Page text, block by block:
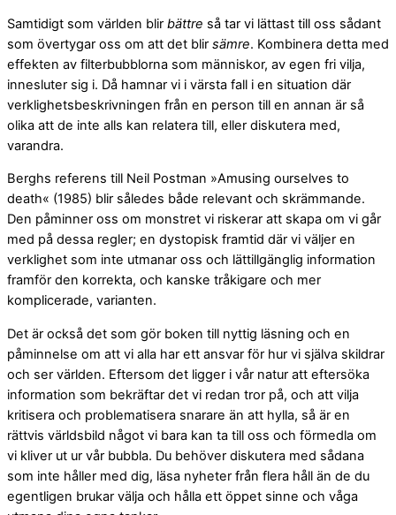
Samtidigt som världen blir bättre så tar vi lättast till oss sådant
som övertygar oss om att det blir sämre. Kombinera detta med
effekten av filterbubblorna som människor, av egen fri vilja,
innesluter sig i. Då hamnar vi i värsta fall i en situation där
verklighetsbeskrivningen från en person till en annan är så
olika att de inte alls kan relatera till, eller diskutera med,
varandra.
Berghs referens till Neil Postman »Amusing ourselves to
death« (1985) blir således både relevant och skrämmande.
Den påminner oss om monstret vi riskerar att skapa om vi går
med på dessa regler; en dystopisk framtid där vi väljer en
verklighet som inte utmanar oss och lättillgänglig information
framför den korrekta, och kanske tråkigare och mer
komplicerade, varianten.
Det är också det som gör boken till nyttig läsning och en
påminnelse om att vi alla har ett ansvar för hur vi själva skildrar
och ser världen. Eftersom det ligger i vår natur att eftersöka
information som bekräftar det vi redan tror på, och att vilja
kritisera och problematisera snarare än att hylla, så är en
rättvis världsbild något vi bara kan ta till oss och förmedla om
vi kliver ut ur vår bubbla. Du behöver diskutera med sådana
som inte håller med dig, läsa nyheter från flera håll än de du
egentligen brukar välja och hålla ett öppet sinne och våga